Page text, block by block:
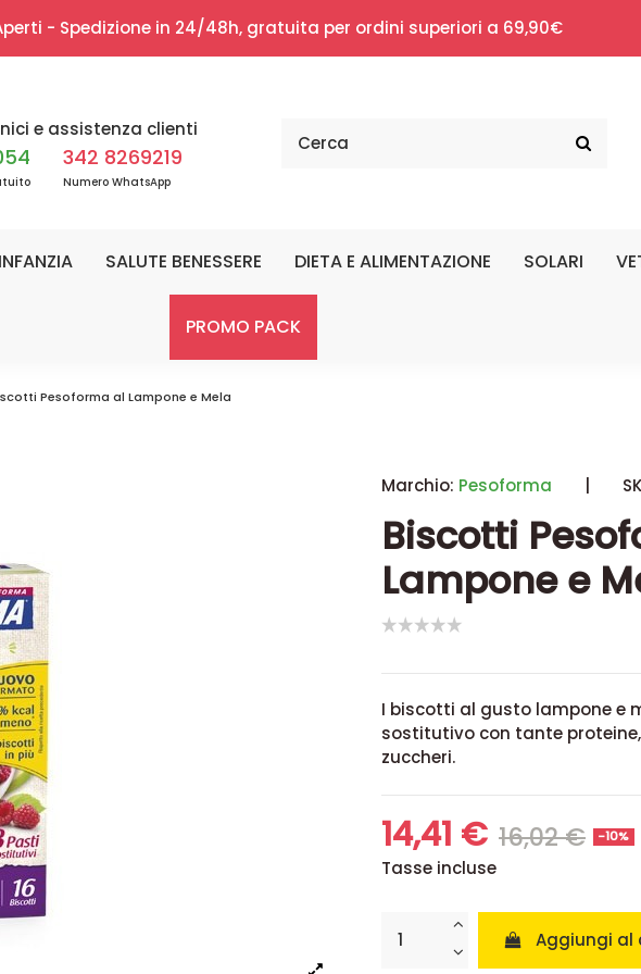
- Spedizione in 24/48h, gratuita per ordini superiori a 69,90€
e assistenza clienti
342 8269219
Numero WhatsApp
SALUTE BENESSERE DIETA E ALIMENTAZIONE SOLARI
PROMO PACK
Pesoforma al Lampone e Mela
Marchio: Pesoforma |
Biscotti
Lampone e
I biscotti al gusto lampone e
sostitutivo con tante
zuccheri.
14,41 € 16,02 € -10%
Tasse incluse
Aggiungi al